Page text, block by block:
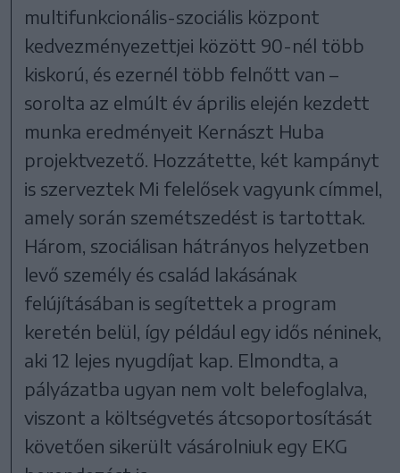
multifunkcionális-szociális központ
kedvezményezettjei között 90-nél több
kiskorú, és ezernél több felnőtt van –
sorolta az elmúlt év április elején kezdett
munka eredményeit Kernászt Huba
projektvezető. Hozzátette, két kampányt
is szerveztek Mi felelősek vagyunk címmel,
amely során szemétszedést is tartottak.
Három, szociálisan hátrányos helyzetben
levő személy és család lakásának
felújításában is segítettek a program
keretén belül, így például egy idős néninek,
aki 12 lejes nyugdíjat kap. Elmondta, a
pályázatba ugyan nem volt belefoglalva,
viszont a költségvetés átcsoportosítását
követően sikerült vásárolniuk egy EKG